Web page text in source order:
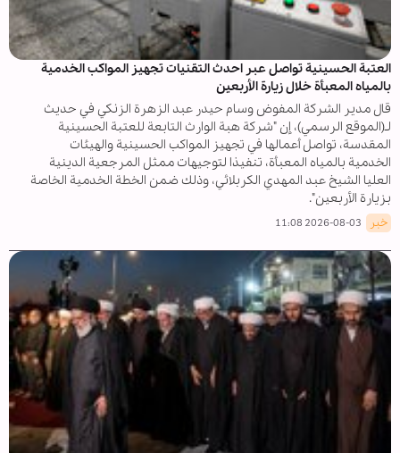
العتبة الحسينية تواصل عبر احدث التقنيات تجهيز المواكب الخدمية
بالمياه المعبأة خلال زيارة الأربعين
قال مدير الشركة المفوض وسام حيدر عبد الزهرة الزنكي في حديث
لـ(الموقع الرسمي)، إن "شركة هبة الوارث التابعة للعتبة الحسينية
المقدسة، تواصل أعمالها في تجهيز المواكب الحسينية والهيئات
الخدمية بالمياه المعبأة، تنفيذا لتوجيهات ممثل المرجعية الدينية
العليا الشيخ عبد المهدي الكربلائي، وذلك ضمن الخطة الخدمية الخاصة
بزيارة الأربعين".
خبر 2026-08-03 11:08